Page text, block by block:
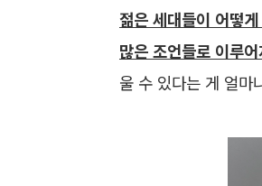
젊은 세대들이 어떻
많은 조언들로 이루
울 수 있다는 게 얼마